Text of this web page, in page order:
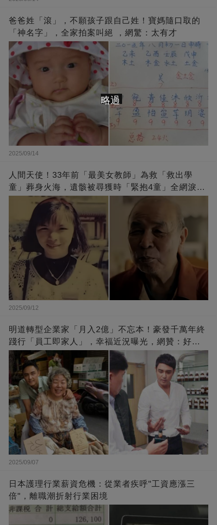
爸爸姓「滾」，不願孩子跟自己姓！寶媽隨口取的
「神名字」，全家拍案叫絕 ，網驚：太有才
2025/09/14
人間天使！33年前「最美女教師」為救「救出學
童」葬身火海，遺骸被尋獲時「緊抱4童」全網淚
崩：真正的英雄不該被遺忘
2025/09/12
明道轉型企業家「月入2億」不忘本！豪發千萬年終
踐行「員工即家人」，幸福近況曝光，網贊：好老
闆的福報
2025/09/07
日本護理行業薪資危機：從業者疾呼"工資應漲三
倍"，離職潮折射行業困境
略過